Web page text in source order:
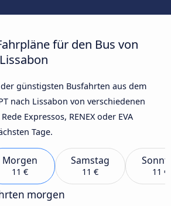
für den Bus von
günstigsten Busfahrten aus dem
nach Lissabon von verschiedenen
Expressos, RENEX oder EVA
Tage.
Morgen
11 €
Samstag
11 € 11 €
morgen